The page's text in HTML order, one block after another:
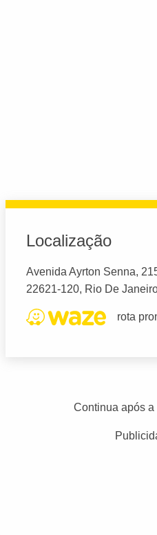
Localização
Avenida Ayrton Senna,
22621-120, Rio De
rota
Continua após